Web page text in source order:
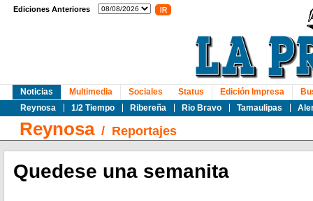
Ediciones Anteriores
Noticias
Reynosa
1/2 Tiempo Ribereña Rio Bravo Tamaulipas
Multimedia Sociales Status Edición Impresa
Reynosa/ Reportajes
Quedese una semanita